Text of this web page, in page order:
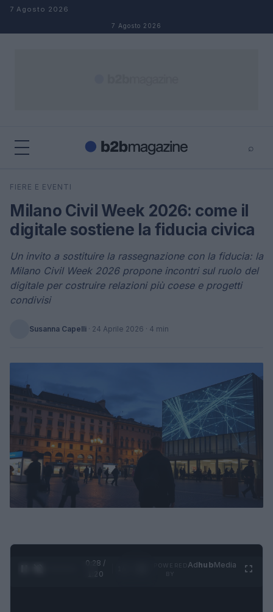
Salta al contenuto
7 Agosto 2026
7 Agosto 2026
⌕
Cerca
FIERE E EVENTI
Milano Civil Week 2026: come il
digitale sostiene la fiducia civica
Un invito a sostituire la rassegnazione con la fiducia: la
Milano Civil Week 2026 propone incontri sul ruolo del
digitale per costruire relazioni più coese e progetti
condivisi
Susanna Capelli · 24 Aprile 2026 · 4 min
0:29 /
1:20
AdhubMedia